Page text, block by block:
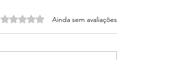
Avaliado com 0 de 5 estrelas.
Ainda sem avaliações